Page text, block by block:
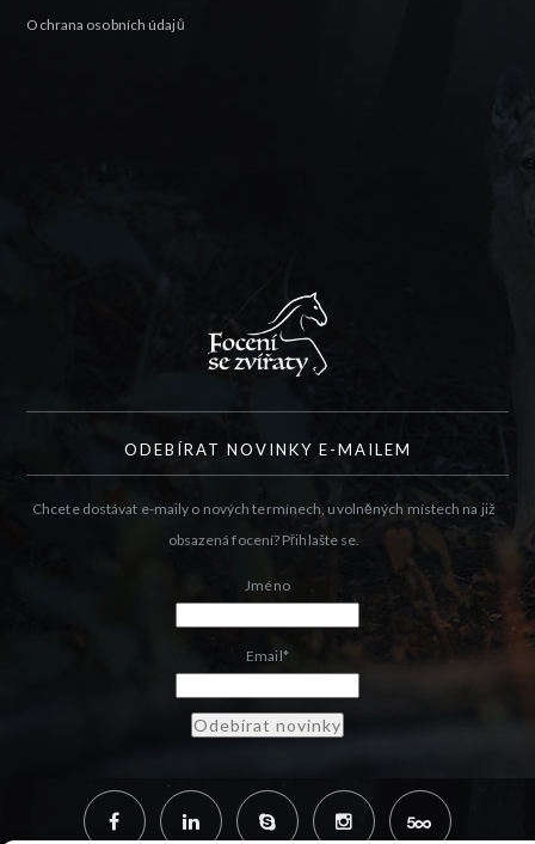
Ochrana osobních údajů
ODEBÍRAT NOVINKY E-MAILEM
Chcete dostávat e-maily o nových termínech, uvolněných místech na již
obsazená focení? Přihlašte se.
Jméno
Email*